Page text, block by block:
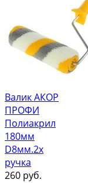
Валик АКОР
ПРОФИ
Полиакрил
180мм
D8мм.2х
ручка
260 руб.